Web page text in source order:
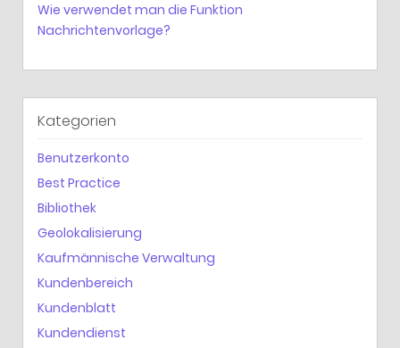
Wie verwendet man die Funktion
Nachrichtenvorlage?
Kategorien
Benutzerkonto
Best Practice
Bibliothek
Geolokalisierung
Kaufmännische Verwaltung
Kundenbereich
Kundenblatt
Kundendienst